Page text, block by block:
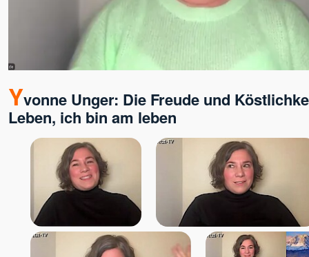
Yvonne Unger: Die Freude und
Leben, ich bin am leben